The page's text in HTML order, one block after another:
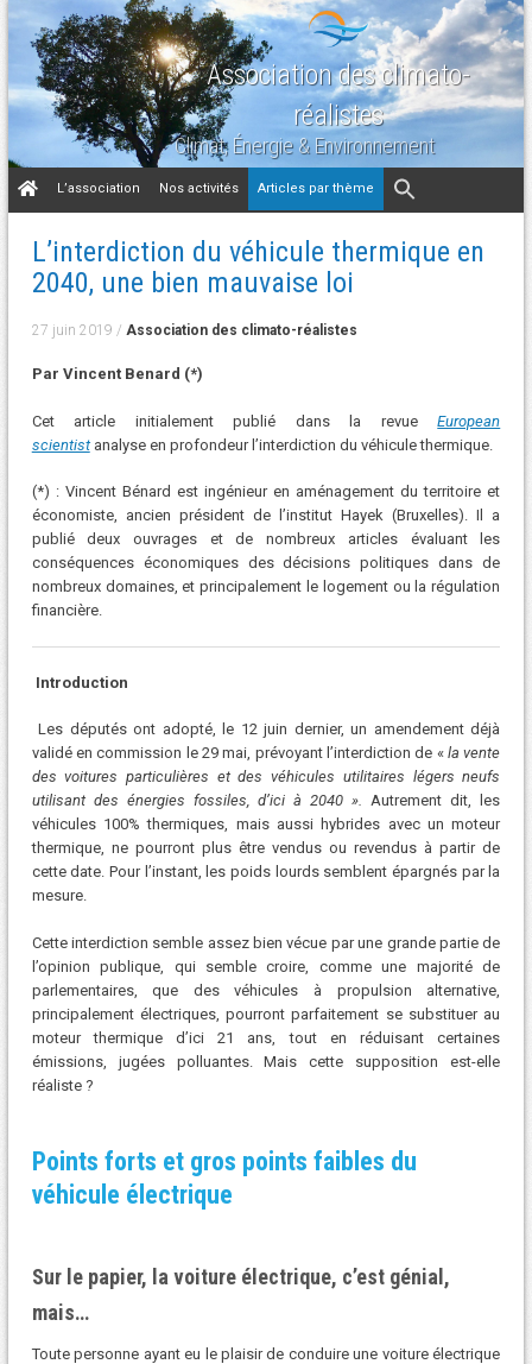
Association des climato-
réalistes
Climat, Énergie & Environnement
Aller
au
L’association Nos activités Articles par thème
L’interdiction du véhicule thermique en
2040, une bien mauvaise loi
27 juin 2019 / Association des climato-réalistes
Par Vincent Benard (*)
Cet article initialement publié dans la revueEuropean
scientist analyse en profondeur l’interdiction du véhicule thermique.
(*) : Vincent Bénard est ingénieur en aménagement du territoire et
économiste, ancien président de l’institut Hayek (Bruxelles). Il a
publié deux ouvrages et de nombreux articles évaluant les
conséquences économiques des décisions politiques dans de
nombreux domaines, et principalement le logement ou la régulation
financière.
Introduction
Les députés ont adopté, le 12 juin dernier, un amendement déjà
validé en commission le 29 mai, prévoyant l’interdiction de « la vente
des voitures particulières et des véhicules utilitaires légers neufs
utilisant des énergies fossiles, d’ici à 2040 ».Autrement dit, les
véhicules 100% thermiques, mais aussi hybrides avec un moteur
thermique, ne pourront plus être vendus ou revendus à partir de
cette date. Pour l’instant, les poids lourds semblent épargnés par la
mesure.
Cette interdiction semble assez bien vécue par une grande partie de
l’opinion publique, qui semble croire, comme une majorité de
parlementaires, que des véhicules à propulsion alternative,
principalement électriques, pourront parfaitement se substituer au
moteur thermique d’ici 21 ans, tout en réduisant certaines
émissions, jugées polluantes. Mais cette supposition est-elle
réaliste ?
Points forts et gros points faibles du
véhicule électrique
Sur le papier, la voiture électrique, c’est génial,
mais…
Toute personne ayant eu le plaisir de conduire une voiture électrique